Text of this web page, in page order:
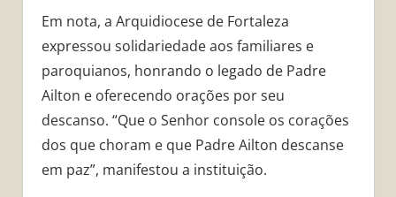
Em nota, a Arquidiocese de Fortaleza
expressou solidariedade aos familiares e
paroquianos, honrando o legado de Padre
Ailton e oferecendo orações por seu
descanso. “Que o Senhor console os corações
dos que choram e que Padre Ailton descanse
em paz”, manifestou a instituição.